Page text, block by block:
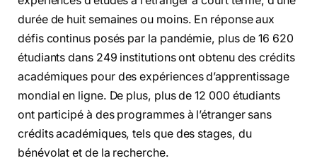
durée de huit semaines ou moins. En réponse aux
défis continus posés par la pandémie, plus de 16 620
étudiants dans 249 institutions ont obtenu des crédits
académiques pour des expériences d’apprentissage
mondial en ligne. De plus, plus de 12 000 étudiants
ont participé à des programmes à l’étranger sans
crédits académiques, tels que des stages, du
bénévolat et de la recherche.